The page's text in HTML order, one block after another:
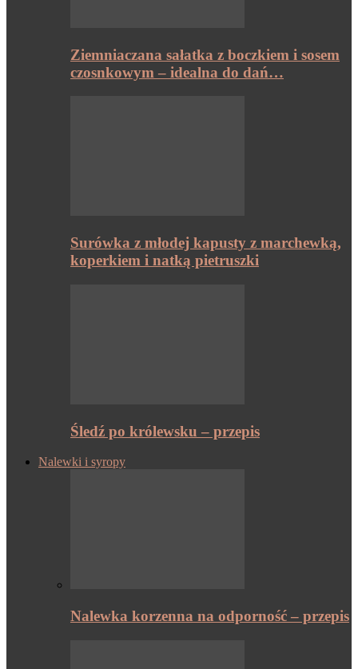
Ziemniaczana sałatka z boczkiem i sosem
czosnkowym – idealna do dań…
Surówka z młodej kapusty z marchewką,
koperkiem i natką pietruszki
Śledź po królewsku – przepis
Nalewki i syropy
Nalewka korzenna na odporność – przepis